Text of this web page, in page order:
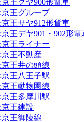
:京王クヤ900形電車
:京王グループ
:京王サヤ912形貨車
:京王デヤ901・902形電
:京王ライナー
:京王不動産
:京王井の頭線
:京王八王子駅
:京王動物園線
:京王多摩川駅
:京王建設
:京王御陵線